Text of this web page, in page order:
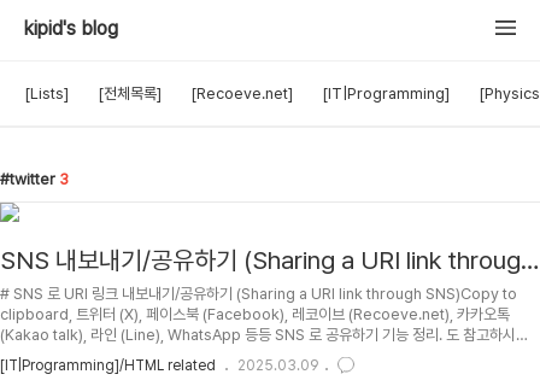
kipid's blog
[Lists] [전체목록] [Recoeve.net] [IT|Programming]
twitter 3
SNS 내보내기/공유하기 (Sharing a URI link through
SNS)
# SNS 로 URI 링크 내보내기/공유하기 (Sharing a URI link through SNS)Copy to
clipboard, 트위터 (X), 페이스북 (Facebook), 레코이브 (Recoeve.net), 카카오톡
(Kakao talk), 라인 (Line), WhatsApp 등등 SNS 로 공유하기 기능 정리. 도 참고하시
길.DocuK 에서도 구현해서 넣어놨음. 왼쪽 위랑 문서 제일 아래쪽에 삽입되도록. Pop-up
으로 하는것보다 그냥 새 창 띄우는게 내 취향이라, 새 창 띄우는 방식으로 동작. (iframe
[IT|Programming]/HTML related 2025.03.09